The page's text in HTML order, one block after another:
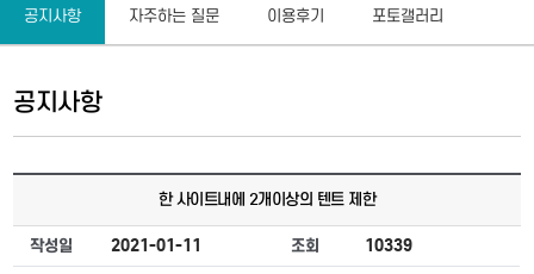
공지사항 자주하는 질문 이용후기 포토갤러리
공지사항
한 사이트내에 2개이상의 텐트 제한
작성일 2021-01-11 조회
10339